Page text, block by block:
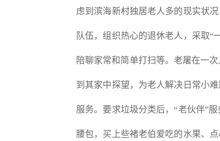
虑到滨海新村独居老人多的现实状
队伍，组织热心的退休老人，采取“
陪聊家常和简单打扫等。老屠在一
到其家中探望，为老人解决日常小
服务。要求垃圾分类后，“老伙伴”
腰包，买上些褚老伯爱吃的水果、